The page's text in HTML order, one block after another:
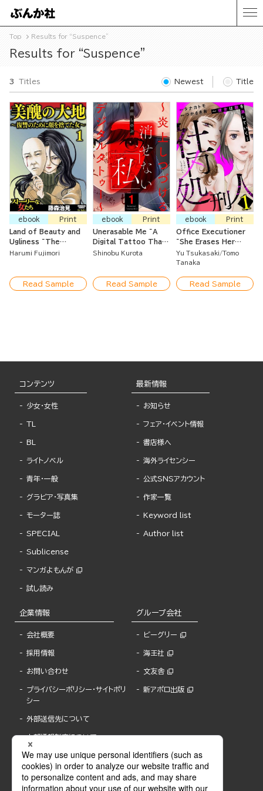
Top Results for “Suspence”
Results for “Suspence”
Titles
3 Newest Title
ebook
Print
Land of Beauty and
Ugliness ~The
Woman Who Gave Up
Harumi Fujimori
Read Sample
ebook
Print
Unerasable Me ~A
Digital Tattoo That
Keeps Flaming~
Shinobu Kurota
Read Sample
ebook
Print
Office Executioner
~She Erases Her
Enemies~
Yu Tsukasaki Tomo
Tanaka
Read Sample
コンテンツ
少女・女性
TL
BL
ライトノベル
青年・一般
グラビア・写真集
モーター誌
SPECIAL
Sublicense
マンガよもんが
試し読み
最新情報
お知らせ
フェア・イベント情報
書店様へ
海外ライセンシー
公式SNSアカウント
作家一覧
Keyword list
Author list
企業情報
会社概要
採用情報
お問い合わせ
プライバシーポリシー・サイトポリ
シー
外部送信先について
内部通報制度について
グループ会社
ビーグリー
海王社
文友舎
新アポロ出版